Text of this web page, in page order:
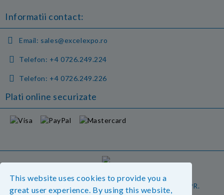
This website uses cookies to provide you a
great user experience. By using this website,
Informatii contact:
Email: sales@excelexpo.ro
Telefon: +4 0726.249.224
Telefon: +4 0726.249.226
Plati online securizate
Magazinul nostru respecta 100% prevederile GDPR.